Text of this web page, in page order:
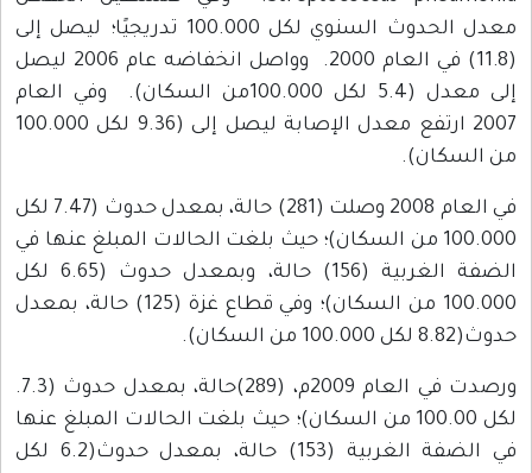
معدل الحدوث السنوي لكل 100.000 تدريجيًا؛ ليصل إلى
(11.8) في العام 2000. وواصل انخفاضه عام 2006 ليصل
إلى معدل (5.4 لكل 100.000من السكان). وفي العام
2007 ارتفع معدل الإصابة ليصل إلى (9.36 لكل 100.000
من السكان).
في العام 2008 وصلت (281) حالة، بمعدل حدوث (7.47 لكل
100.000 من السكان)؛ حيث بلغت الحالات المبلغ عنها في
الضفة الغربية (156) حالة، وبمعدل حدوث (6.65 لكل
100.000 من السكان)؛ وفي قطاع غزة (125) حالة، بمعدل
حدوث(8.82 لكل 100.000 من السكان).
ورصدت في العام 2009م، (289)حالة، بمعدل حدوث (7.3.
لكل 100.00 من السكان)؛ حيث بلغت الحالات المبلغ عنها
في الضفة الغربية (153) حالة، بمعدل حدوث(6.2 لكل